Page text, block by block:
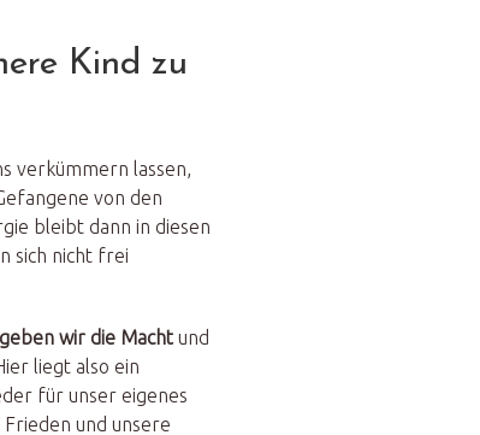
Kind zu
verkümmern lassen,
von den
bleibt dann in diesen
sich nicht frei
wir die Macht und
liegt also ein
für unser eigenes
und unsere